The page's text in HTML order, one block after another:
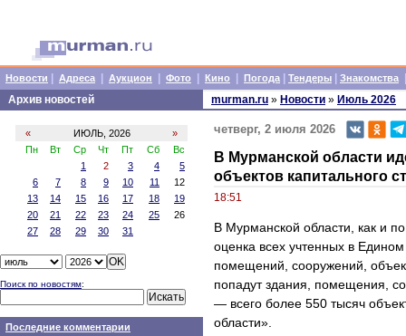
Новости Адреса Аукцион Фото Кино Погода Тендеры Знакомства
Архив новостей
« ИЮЛЬ, 2026
»
Пн
Вт Ср Чт Пт Сб
Вс
1
2 3 4
5
6
7 8 9 10 11
12
13
14 15 16 17 18
19
20
21 22 23 24 25
26
27
28 29 30 31
Поиск по новостям:
Последние комментарии
murman.ru » Новости » Июль 2026
четверг, 2 июля 2026
В Мурманской области
объектов капитального
18:51
В Мурманской области, как и
оценка всех учтенных в
помещений, сооружений,
попадут здания, помещения,
— всего более 550 тысяч
области».